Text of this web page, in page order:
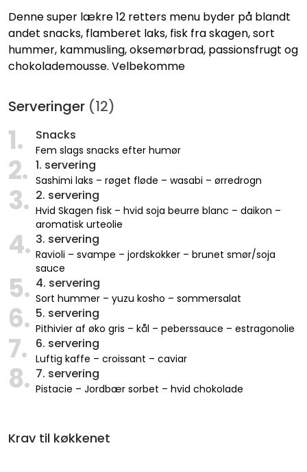
Denne super lækre 12 retters menu byder på blandt
andet snacks, flamberet laks, fisk fra skagen, sort
hummer, kammusling, oksemørbrad, passionsfrugt og
chokolademousse. Velbekomme
Serveringer (12)
1. Snacks
Fem slags snacks efter humør
2. 1. servering
Sashimi laks – røget fløde – wasabi – ørredrogn
3. 2. servering
Hvid Skagen fisk – hvid soja beurre blanc – daikon –
aromatisk urteolie
4. 3. servering
Ravioli – svampe – jordskokker – brunet smør/soja
sauce
5. 4. servering
Sort hummer – yuzu kosho – sommersalat
6. 5. servering
Pithivier af øko gris – kål – peberssauce – estragonolie
7. 6. servering
Luftig kaffe – croissant – caviar
8. 7. servering
Pistacie – Jordbær sorbet – hvid chokolade
Krav til køkkenet